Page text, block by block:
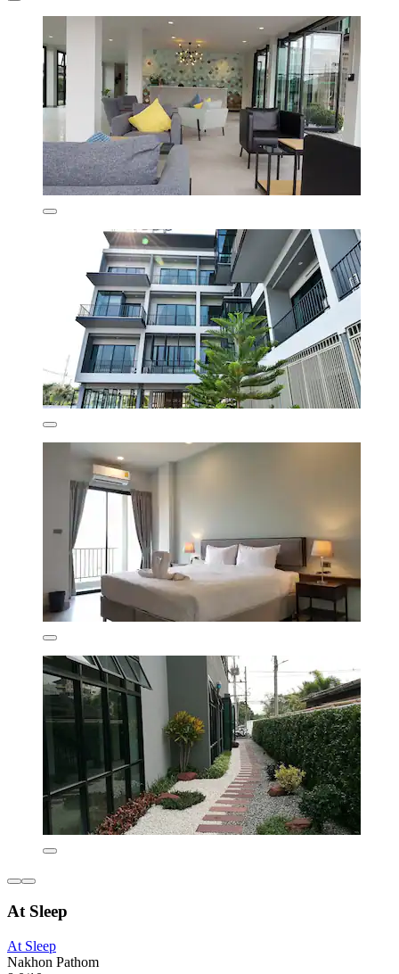
At Sleep
At Sleep
Nakhon Pathom